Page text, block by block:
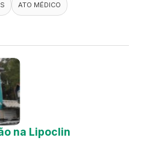
ATO MÉDICO
na Lipoclin